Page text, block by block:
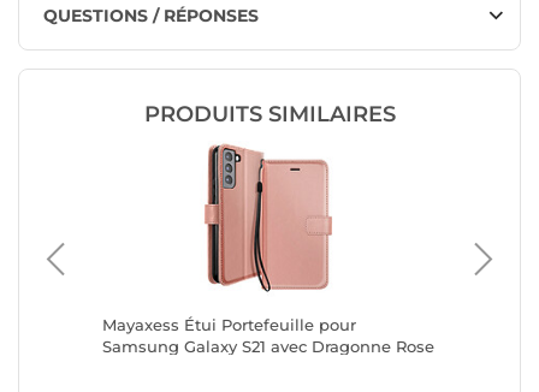
QUESTIONS / RÉPONSES
PRODUITS SIMILAIRES
Mayaxess Étui Portefeuille pour
Samsung Galaxy S21 avec Dragonne Rose